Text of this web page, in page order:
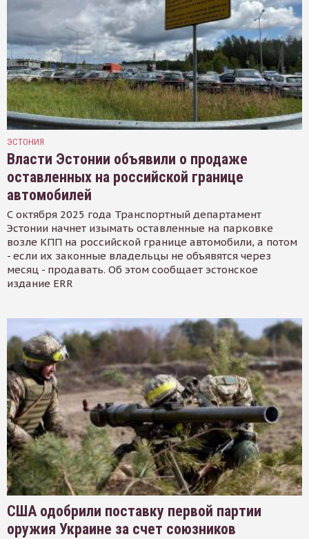
ЭСТОНИЯ
Власти Эстонии объявили о продаже
оставленных на российской границе
автомобилей
С октября 2025 года Транспортный департамент
Эстонии начнет изымать оставленные на парковке
возле КПП на российской границе автомобили, а потом
- если их законные владельцы не объявятся через
месяц - продавать. Об этом сообщает эстонское
издание ERR
США одобрили поставку первой партии
оружия Украине за счет союзников